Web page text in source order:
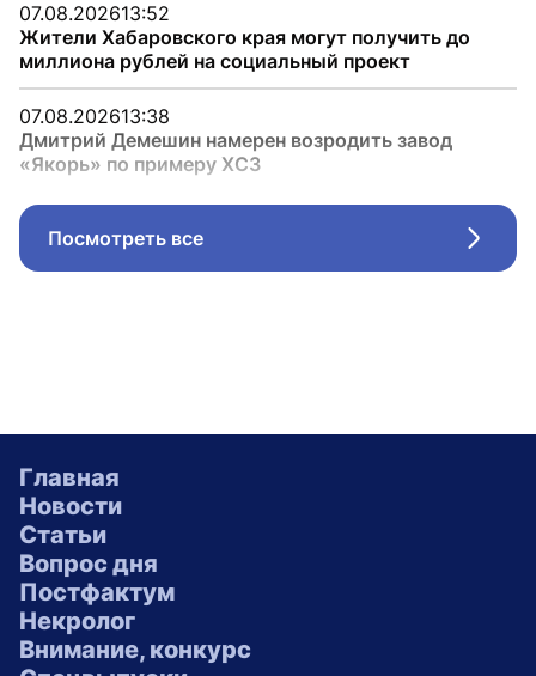
07.08.202613:52
Жители Хабаровского края могут получить до
миллиона рублей на социальный проект
07.08.202613:38
Дмитрий Демешин намерен возродить завод
«Якорь» по примеру ХСЗ
Посмотреть все
Главная
Новости
Статьи
Вопрос дня
Постфактум
Некролог
Внимание, конкурс